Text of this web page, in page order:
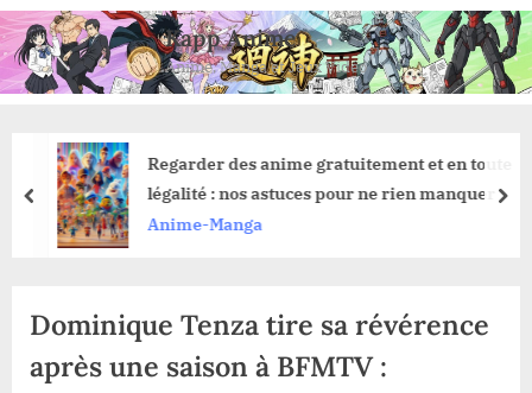
Skip
to
content
Kapp Anime
Anime, Manga et Jeux Vidéo
Regarder des anime gratuitement et en toute
légalité : nos astuces pour ne rien manquer
Anime-Manga
prev
Dominique Tenza tire sa révérence
après une saison à BFMTV :